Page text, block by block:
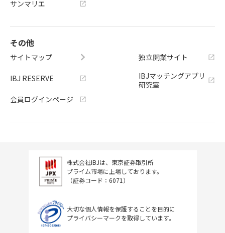
サンマリエ
その他
サイトマップ
IBJ RESERVE
会員ログインページ
独立開業サイト
IBJマッチングアプリ
研究室
株式会社IBJは、東京証券取引所
プライム市場に上場しております。
（証券コード：6071）
大切な個人情報を保護することを目的に
プライバシーマークを取得しています。